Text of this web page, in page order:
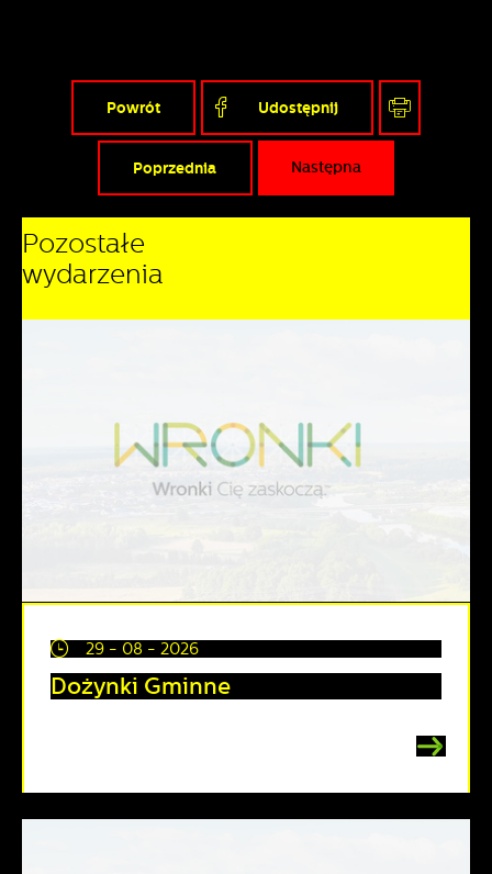
Powrót Udostępnij
Poprzednia Następna
Pozostałe
wydarzenia
29 - 08 - 2026
Dożynki Gminne